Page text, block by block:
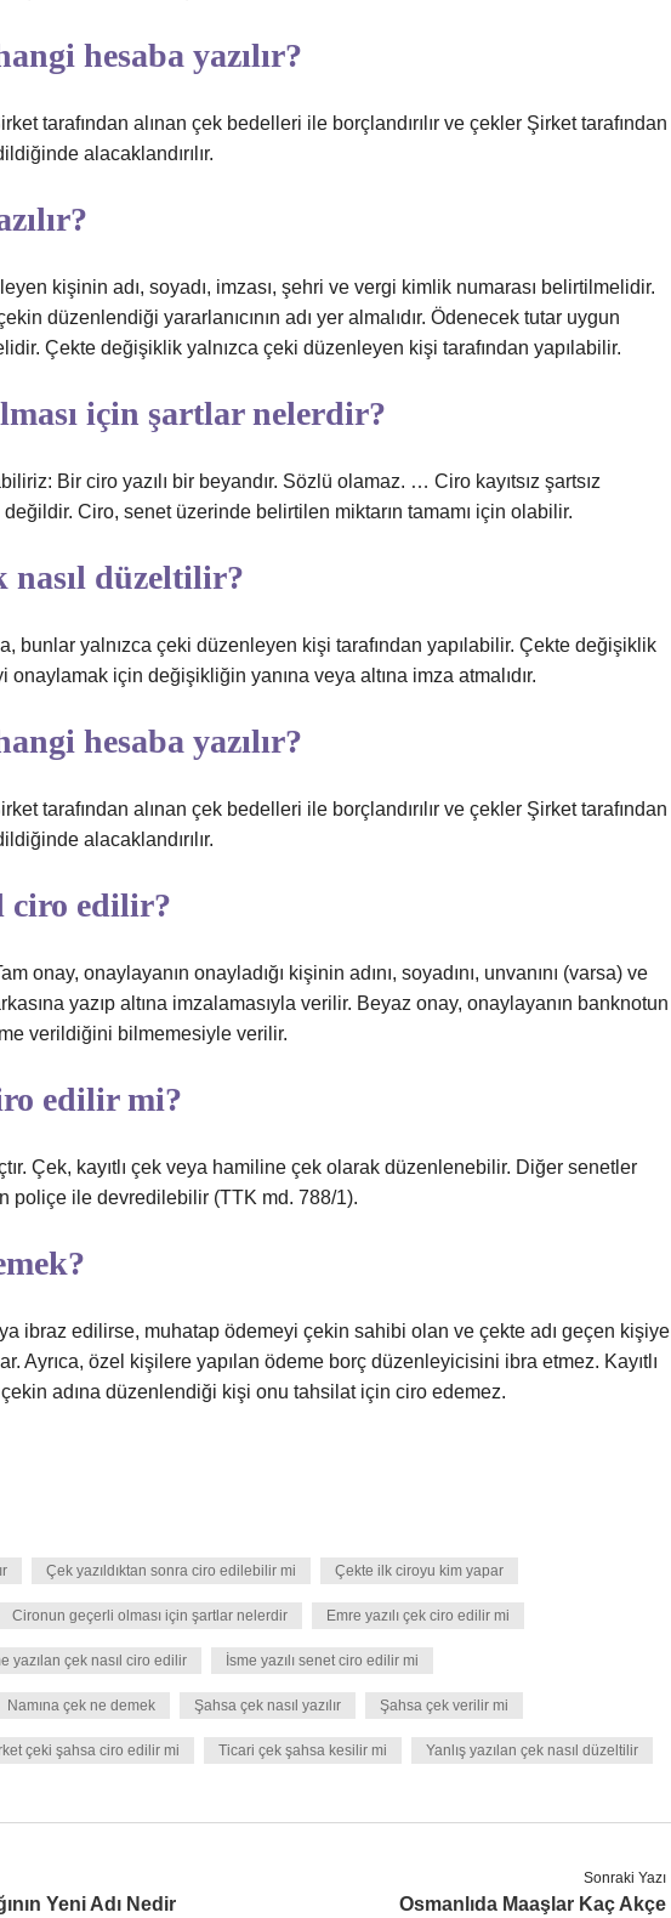
hesaba yazılır?
tarafından alınan çek bedelleri ile borçlandırılır ve çekler Şirket tarafından
alacaklandırılır.
kişinin adı, soyadı, imzası, şehri ve vergi kimlik numarası belirtilmelidir.
düzenlendiği yararlanıcının adı yer almalıdır. Ödenecek tutar uygun
Çekte değişiklik yalnızca çeki düzenleyen kişi tarafından yapılabilir.
için şartlar nelerdir?
Bir ciro yazılı bir beyandır. Sözlü olamaz. … Ciro kayıtsız şartsız
değildir. Ciro, senet üzerinde belirtilen miktarın tamamı için olabilir.
nasıl düzeltilir?
bunlar yalnızca çeki düzenleyen kişi tarafından yapılabilir. Çekte değişiklik
için değişikliğin yanına veya altına imza atmalıdır.
hesaba yazılır?
tarafından alınan çek bedelleri ile borçlandırılır ve çekler Şirket tarafından
alacaklandırılır.
ciro edilir?
onay, onaylayanın onayladığı kişinin adını, soyadını, unvanını (varsa) ve
yazıp altına imzalamasıyla verilir. Beyaz onay, onaylayanın banknotun
verildiğini bilmemesiyle verilir.
edilir mi?
Çek, kayıtlı çek veya hamiline çek olarak düzenlenebilir. Diğer senetler
poliçe ile devredilebilir (TTK md. 788/1).
ibraz edilirse, muhatap ödemeyi çekin sahibi olan ve çekte adı geçen kişiye
Ayrıca, özel kişilere yapılan ödeme borç düzenleyicisini ibra etmez. Kayıtlı
adına düzenlendiği kişi onu tahsilat için ciro edemez.
Çek yazıldıktan sonra ciro edilebilir mi Çekte ilk ciroyu kim yapar
Cironun geçerli olması için şartlar nelerdir Emre yazılı çek ciro edilir mi
yazılan çek nasıl ciro edilir İsme yazılı senet ciro edilir mi
Namına çek ne demek Şahsa çek nasıl yazılır Şahsa çek verilir mi
çeki şahsa ciro edilir mi Ticari çek şahsa kesilir mi Yanlış yazılan çek nasıl düzeltilir
Yeni Adı Nedir
Sonraki Yazı
Osmanlıda Maaşlar Kaç Akçe